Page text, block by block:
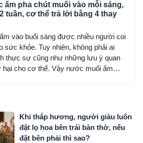
pha chút muối vào mỗi sáng,
tuần, cơ thể trả lời bằng 4 thay
vào buổi sáng được nhiều người coi
sức khỏe. Tuy nhiên, không phải ai
thực sự cũng như những lưu ý quan
hại cho cơ thể. Vậy nước muối ấm
Khi thắp hương, người giàu luôn
đặt lọ hoa bên trái bàn thờ, nếu
đặt bên phải thì sao?